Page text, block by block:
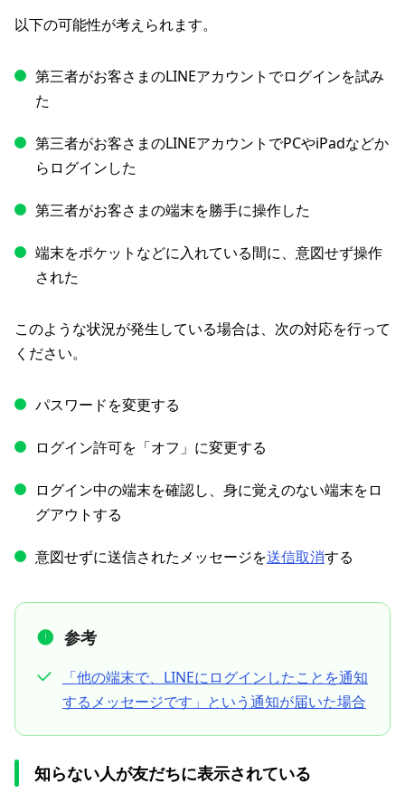
以下の可能性が考えられます。
第三者がお客さまのLINEアカウントでログインを試み
た
第三者がお客さまのLINEアカウントでPCやiPadなどか
らログインした
第三者がお客さまの端末を勝手に操作した
端末をポケットなどに入れている間に、意図せず操作
された
このような状況が発生している場合は、次の対応を行って
ください。
パスワードを変更する
ログイン許可を「オフ」に変更する
ログイン中の端末を確認し、身に覚えのない端末をロ
グアウトする
意図せずに送信されたメッセージを送信取消する
参考
「他の端末で、LINEにログインしたことを通知
するメッセージです」という通知が届いた場合
知らない人が友だちに表示されている